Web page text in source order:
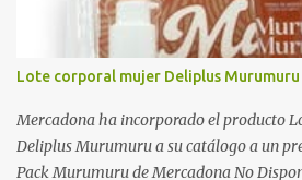
0,9%, LECHE entera en polvo, emulgente
natural. Cobertura 16%: Azúcar, grasas
palma), cacao desgrasado en polvo 1,0%,
LECHE entera en polvo, emulgente
almidón de TRIGO , aromas naturales.
arroz, harina de TRIGO , azúcar, sal,
Lote corporal mujer Deliplus Murumuru
Mercadona ha incorporado el producto
Deliplus Murumuru a su catálogo a un
Pack Murumuru de Mercadona No